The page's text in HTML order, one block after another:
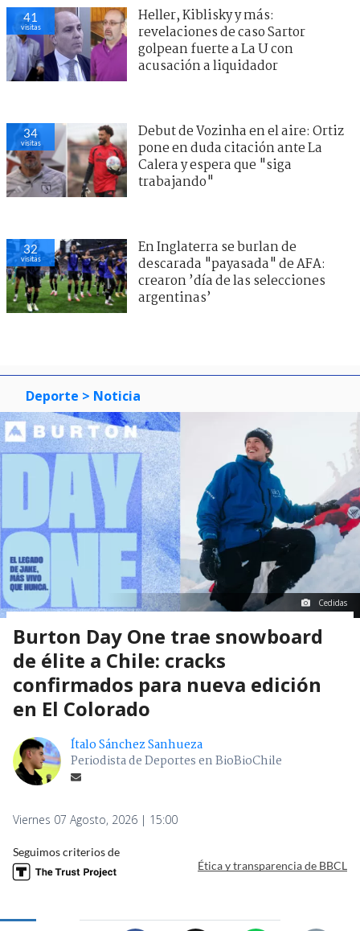
41
visitas
Heller, Kiblisky y más:
revelaciones de caso Sartor
golpean fuerte a La U con
acusación a liquidador
34
visitas
Debut de Vozinha en el aire: Ortiz
pone en duda citación ante La
Calera y espera que "siga
trabajando"
32
visitas
En Inglaterra se burlan de
descarada "payasada" de AFA:
crearon ’día de las selecciones
argentinas’
Deporte > Noticia
Cedidas
Burton Day One trae snowboard
de élite a Chile: cracks
confirmados para nueva edición
en El Colorado
Ítalo Sánchez Sanhueza
Periodista de Deportes en BioBioChile
Viernes 07 Agosto, 2026 | 15:00
Seguimos criterios de
Ética y transparencia de BBCL